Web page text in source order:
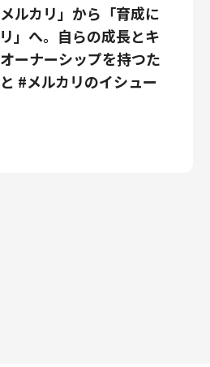
ルカリ」から「育成に
」へ。自らの成長とキ
ーナーシップを持つた
#メルカリのイシュー